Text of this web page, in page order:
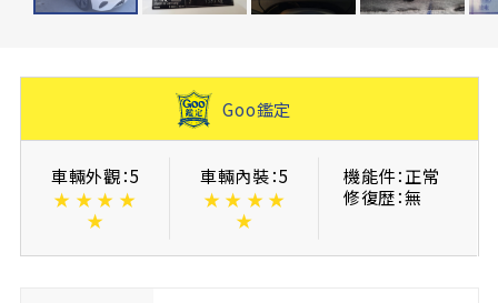
Goo鑑定
車輛外觀：5
★ ★ ★ ★
★
車輛內裝：5
★ ★ ★ ★
★
機能件：正常
修復歴：無